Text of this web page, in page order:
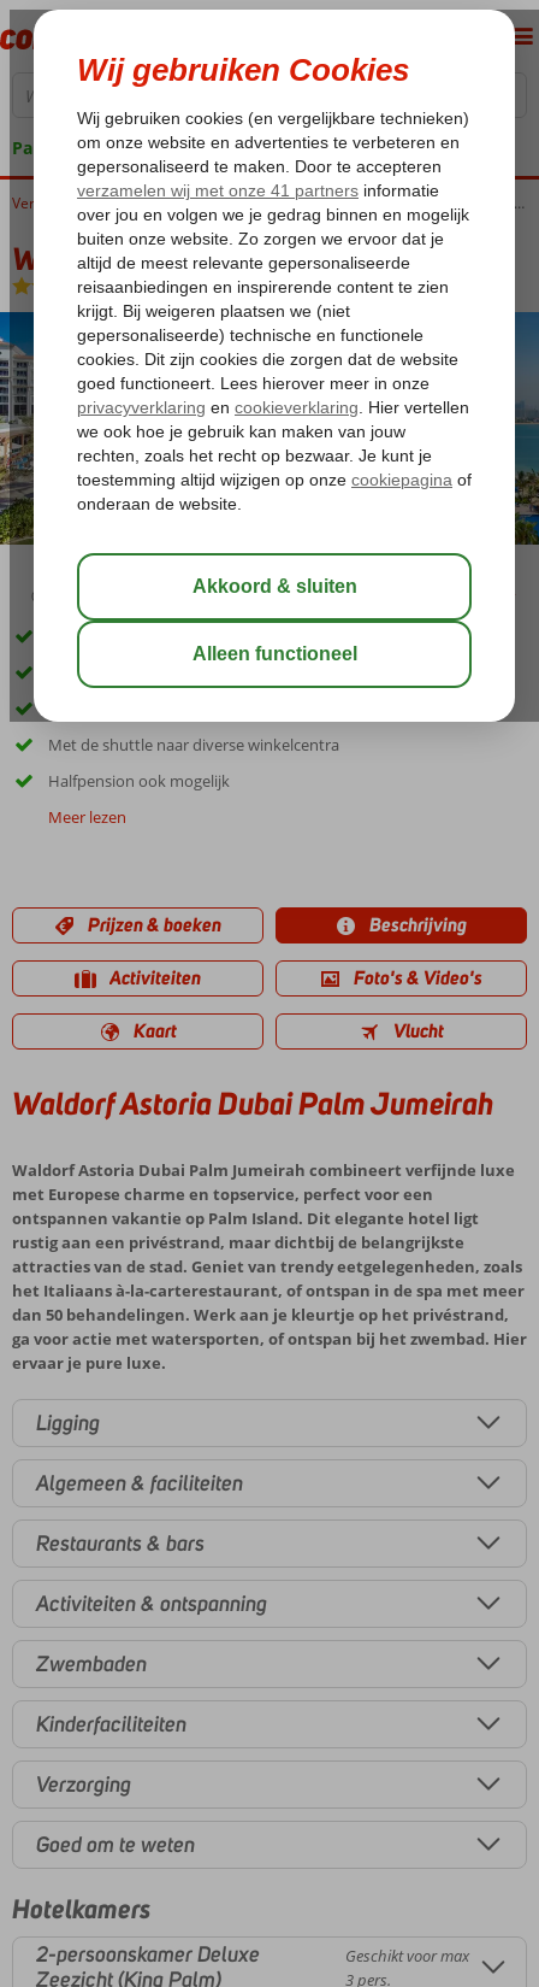
Pakketgarantie
Home Verenigde Arabische Emiraten Dubai Jumeirah Waldorf Astoria Dubai Palm Jumeirah
Waldorf Astoria Dubai Palm Jumeirah
Logies en ontbijt-Hotel
01:00
Gelegen op Palm Island met privéstrand
Ruime en moderne kamers
Met de shuttle naar diverse winkelcentra
Halfpension ook mogelijk
Meer lezen
Prijzen & boeken Beschrijving
Activiteiten Foto's & Video's
Kaart Vlucht
Waldorf Astoria Dubai Palm Jumeirah
Waldorf Astoria Dubai Palm Jumeirah combineert verfijnde luxe
met Europese charme en topservice, perfect voor een
ontspannen vakantie op Palm Island. Dit elegante hotel ligt
rustig aan een privéstrand, maar dichtbij de belangrijkste
attracties van de stad. Geniet van trendy eetgelegenheden, zoals
het Italiaans à-la-carterestaurant, of ontspan in de spa met meer
dan 50 behandelingen. Werk aan je kleurtje op het privéstrand,
ga voor actie met watersporten, of ontspan bij het zwembad. Hier
ervaar je pure luxe.
Ligging
Algemeen & faciliteiten
Restaurants & bars
Activiteiten & ontspanning
Zwembaden
Kinderfaciliteiten
Verzorging
Goed om te weten
Hotelkamers
2-persoonskamer Deluxe
Zeezicht (King Palm)
Geschikt voor max
3 pers.